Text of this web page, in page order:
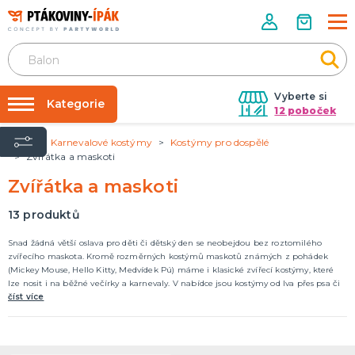
Vyberte si
12 poboček
Půjčovna kostýmů
Prodejny
Rozvoz
Párty Blog
O nás
Kategorie
PÁRTY DOPLŇKY
Tématické párty
Kostýmy pro dospělé
Úvod Karnevalové kostýmy
Kostýmy pro dospělé
Zvířátka a maskoti
Zvířátka a maskoti
13 produktů
Snad žádná větší oslava pro děti či dětský den se neobejdou bez roztomilého
zvířecího maskota. Kromě rozměrných kostýmů maskotů známých z pohádek
(Mickey Mouse, Hello Kitty, Medvídek Pú) máme i klasické zvířecí kostýmy, které
lze nosit i na běžné večírky a karnevaly. V nabídce jsou kostýmy od lva přes psa či
káčátko až po humra nebo žraloka, takže si vybere skutečně každý. Kostýmy jsou
číst více